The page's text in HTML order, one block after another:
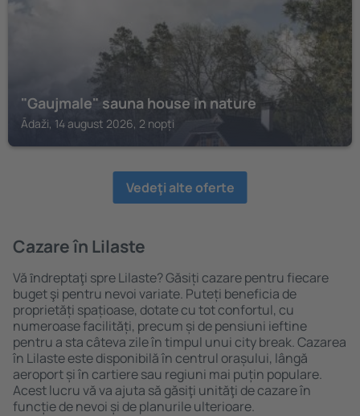
"Gaujmale" sauna house in nature
Ādaži, 14 august 2026, 2 nopți
Vedeţi alte oferte
Cazare în Lilaste
Vă ȋndreptaţi spre Lilaste? Găsiți cazare pentru fiecare
buget şi pentru nevoi variate. Puteți beneficia de
proprietăți spațioase, dotate cu tot confortul, cu
numeroase facilități, precum și de pensiuni ieftine
pentru a sta câteva zile în timpul unui city break. Cazarea
în Lilaste este disponibilă în centrul orașului, lângă
aeroport și în cartiere sau regiuni mai puțin populare.
Acest lucru vă va ajuta să găsiţi unităţi de cazare în
funcție de nevoi și de planurile ulterioare.